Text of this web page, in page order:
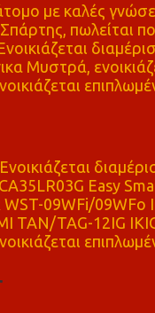
με καλές
πωλείται
Μυστρά,
Easy
09WFi/09WFo
TAN/TAG-12IG